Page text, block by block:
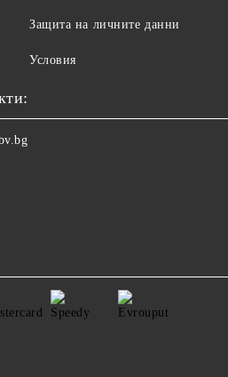
Защита на личните данни
Условия